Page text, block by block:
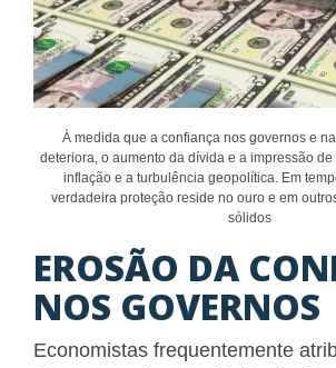
À medida que a confiança nos governos e
deteriora, o aumento da dívida e a impressão
inflação e a turbulência geopolítica. Em
verdadeira proteção reside no ouro e em
sólidos
EROSÃO DA
NOS GOVERNOS
Economistas frequentemente